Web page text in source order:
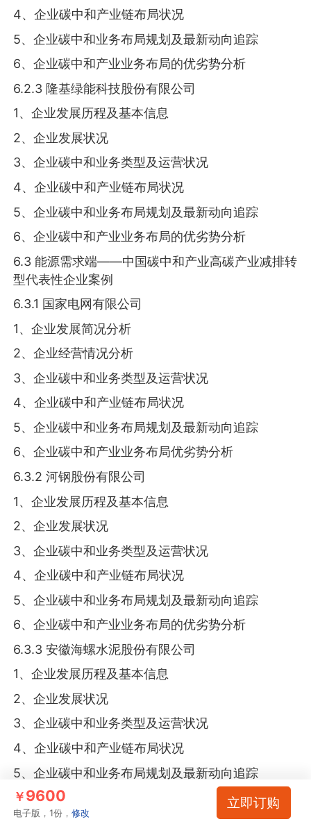
4、企业碳中和产业链布局状况
5、企业碳中和业务布局规划及最新动向追踪
6、企业碳中和产业业务布局的优劣势分析
6.2.3 隆基绿能科技股份有限公司
1、企业发展历程及基本信息
2、企业发展状况
3、企业碳中和业务类型及运营状况
4、企业碳中和产业链布局状况
5、企业碳中和业务布局规划及最新动向追踪
6、企业碳中和产业业务布局的优劣势分析
6.3 能源需求端——中国碳中和产业高碳产业减排转
型代表性企业案例
6.3.1 国家电网有限公司
1、企业发展简况分析
2、企业经营情况分析
3、企业碳中和业务类型及运营状况
4、企业碳中和产业链布局状况
5、企业碳中和业务布局规划及最新动向追踪
6、企业碳中和产业业务布局优劣势分析
6.3.2 河钢股份有限公司
1、企业发展历程及基本信息
2、企业发展状况
3、企业碳中和业务类型及运营状况
4、企业碳中和产业链布局状况
5、企业碳中和业务布局规划及最新动向追踪
6、企业碳中和产业业务布局的优劣势分析
6.3.3 安徽海螺水泥股份有限公司
1、企业发展历程及基本信息
2、企业发展状况
3、企业碳中和业务类型及运营状况
4、企业碳中和产业链布局状况
5、企业碳中和业务布局规划及最新动向追踪
6、企业碳中和产业业务布局的优劣势分析
6.3.4 中国石油化工股份有限公司
￥9600
电子版，1份，修改
立即订购